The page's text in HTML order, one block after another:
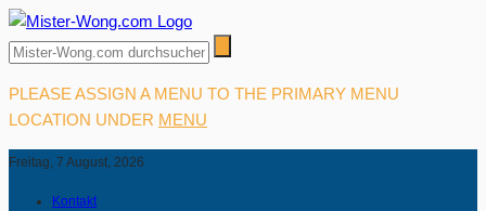
PLEASE ASSIGN A MENU TO THE PRIMARY MENU
LOCATION UNDER MENU
Freitag, 7 August, 2026
Kontakt